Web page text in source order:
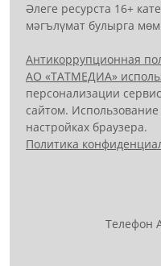
Әлеге ресурста 16+
мәгълүмат булырга
Антикоррупционная
АО «ТАТМЕДИА»
персонализации
сайтом.
настройках браузера.
Политика
Телефон